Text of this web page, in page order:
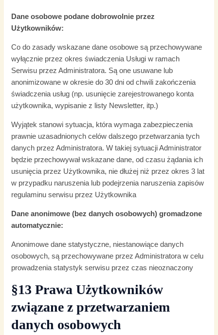
Dane osobowe podane dobrowolnie przez
Użytkowników:
Co do zasady wskazane dane osobowe są przechowywane
wyłącznie przez okres świadczenia Usługi w ramach
Serwisu przez Administratora. Są one usuwane lub
anonimizowane w okresie do 30 dni od chwili zakończenia
świadczenia usług (np. usunięcie zarejestrowanego konta
użytkownika, wypisanie z listy Newsletter, itp.)
Wyjątek stanowi sytuacja, która wymaga zabezpieczenia
prawnie uzasadnionych celów dalszego przetwarzania tych
danych przez Administratora. W takiej sytuacji Administrator
będzie przechowywał wskazane dane, od czasu żądania ich
usunięcia przez Użytkownika, nie dłużej niż przez okres 3 lat
w przypadku naruszenia lub podejrzenia naruszenia zapisów
regulaminu serwisu przez Użytkownika
Dane anonimowe (bez danych osobowych) gromadzone
automatycznie:
Anonimowe dane statystyczne, niestanowiące danych
osobowych, są przechowywane przez Administratora w celu
prowadzenia statystyk serwisu przez czas nieoznaczony
§13 Prawa Użytkowników
związane z przetwarzaniem
danych osobowych